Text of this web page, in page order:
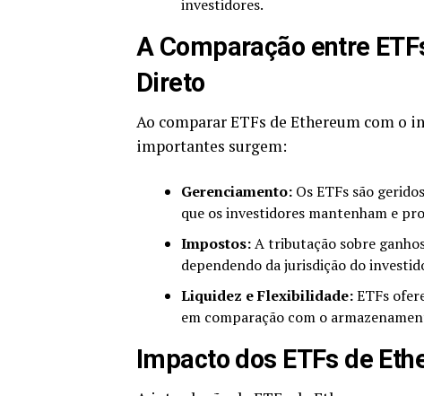
investidores.
A Comparação entre
Direto
Ao comparar ETFs de Ethereum com o
importantes surgem:
Gerenciamento: Os ETFs são
que os investidores mantenham e
Impostos:A tributação sobre
dependendo da jurisdição do
Liquidez e Flexibilidade:ETFs
em comparação com o
Impacto dos ETFs de